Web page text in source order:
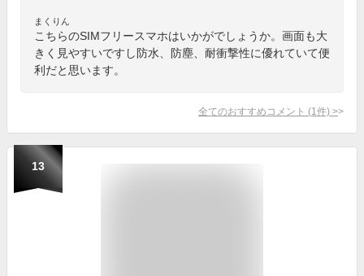
まくりん
こちらのSIMフリースマホはいかがでしょうか。画面も大
きく見やすいですし防水、防塵、耐衝撃性に優れていて便
利だと思います。
全てのおすすめコメント (1 件) >
13